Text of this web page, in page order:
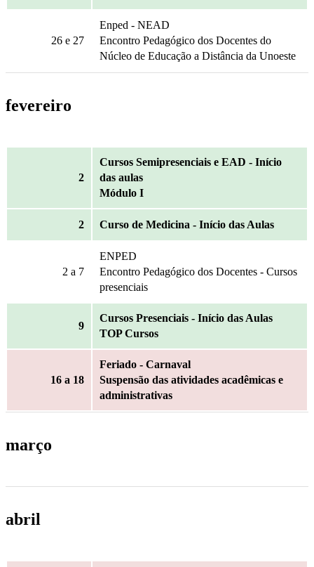
26 e 27
Enped - NEAD
Encontro Pedagógico dos Docentes do
Núcleo de Educação a Distância da Unoeste
fevereiro
2
Cursos Semipresenciais e EAD - Início
das aulas
Módulo I
2 Curso de Medicina - Início das Aulas
2 a 7
ENPED
Encontro Pedagógico dos Docentes - Cursos
presenciais
9
Cursos Presenciais - Início das Aulas
TOP Cursos
16 a 18
Feriado - Carnaval
Suspensão das atividades acadêmicas e
administrativas
março
abril